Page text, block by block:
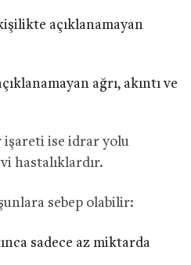
açıklanamayan
ağrı, akıntı ve
ise idrar yolu
hastalıklardır.
sebep olabilir:
sadece az miktarda